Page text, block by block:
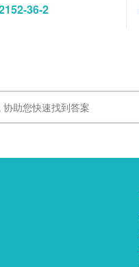
36-2